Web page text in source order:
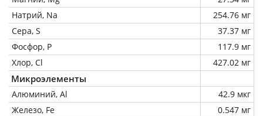
Натрий, Na
254.76 мг
Сера, S
37.37 мг
Фосфор, P
117.9 мг
Хлор, Cl
427.02 мг
Микроэлементы
Алюминий, Al
42.9 мкг
Железо, Fe
0.547 мг